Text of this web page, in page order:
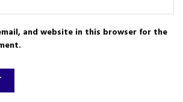
and website in this browser for the